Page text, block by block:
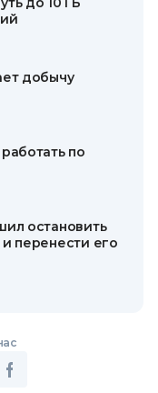
добычу
по
остановить
перенести его